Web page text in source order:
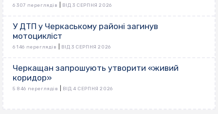
6 307 переглядів ВІД 3 СЕРПНЯ 2026
У ДТП у Черкаському районі загинув
мотоцикліст
6 146 переглядів ВІД 3 СЕРПНЯ 2026
Черкащан запрошують утворити «живий
коридор»
5 846 переглядів ВІД 4 СЕРПНЯ 2026